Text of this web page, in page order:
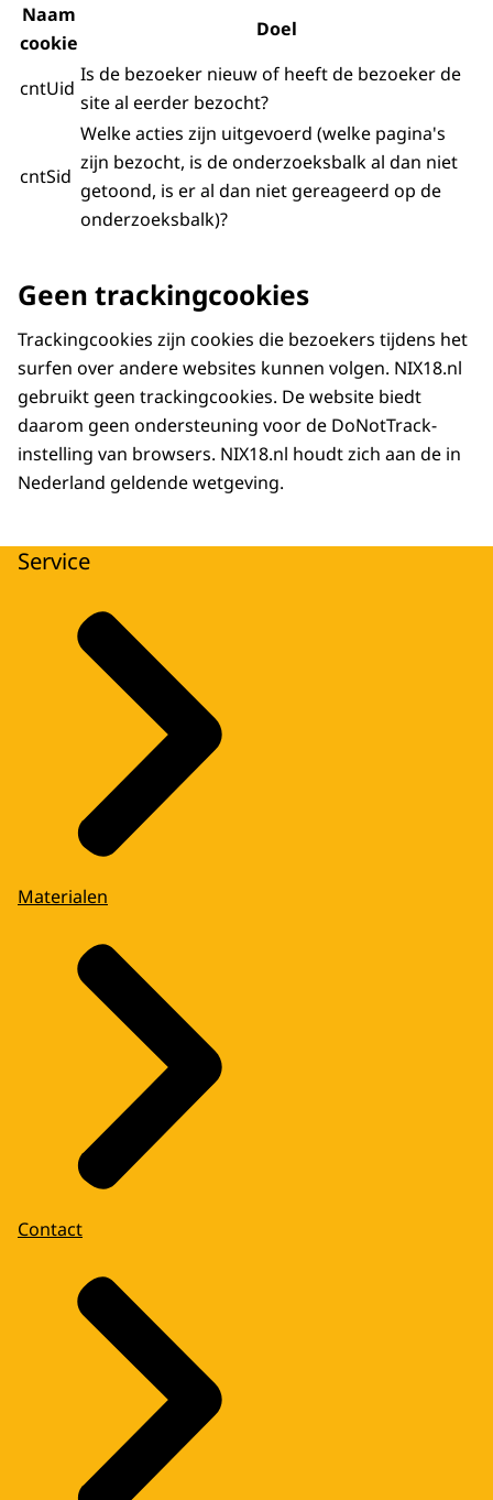
Naam
cookie
Doel
cntUid
Is de bezoeker nieuw of heeft de bezoeker de
site al eerder bezocht?
cntSid
Welke acties zijn uitgevoerd (welke pagina's
zijn bezocht, is de onderzoeksbalk al dan niet
getoond, is er al dan niet gereageerd op de
onderzoeksbalk)?
Geen trackingcookies
Trackingcookies zijn cookies die bezoekers tijdens het
surfen over andere websites kunnen volgen. NIX18.nl
gebruikt geen trackingcookies. De website biedt
daarom geen ondersteuning voor de DoNotTrack-
instelling van browsers. NIX18.nl houdt zich aan de in
Nederland geldende wetgeving.
Service
Materialen
Contact